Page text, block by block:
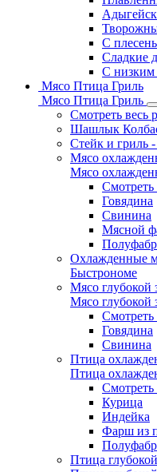
С
Сладкие
С низким
Мясо Птица Гриль
Мясо Птица Гриль
Смотреть весь
Шашлык
Стейк и гриль
Мясо
Мясо
Смотреть
Говядина
Свинина
Мясной
Охлажденные
Быстрономе
Мясо глубокой
Мясо глубокой
Смотреть
Говядина
Свинина
Птица
Птица
Смотреть
Курица
Индейка
Фарш из
Птица